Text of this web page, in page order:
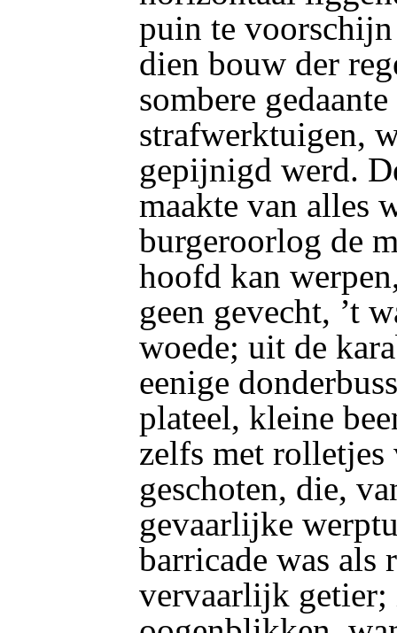
puin te
dien bouw der
sombere
strafwerktuigen,
gepijnigd werd.
maakte van alles
burgeroorlog de
hoofd kan
geen gevecht, ’t
woede; uit de
eenige
plateel, kleine
zelfs met rolletjes
geschoten, die,
gevaarlijke
barricade was als
vervaarlijk getier;